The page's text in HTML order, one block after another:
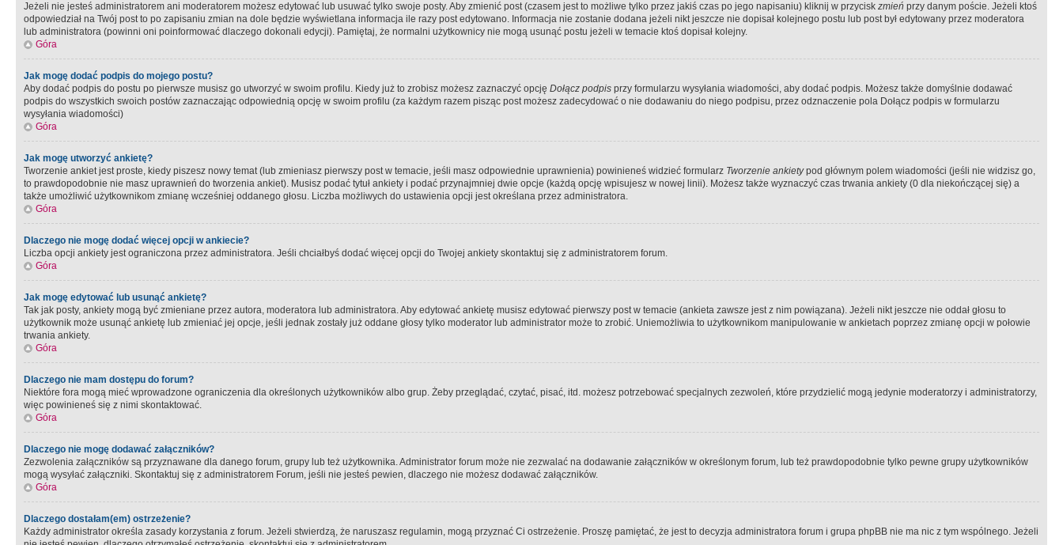
Jeżeli nie jesteś administratorem ani moderatorem możesz edytować lub usuwać tylko swoje posty. Aby zmienić post (czasem jest to możliwe tylko przez jakiś czas po jego napisaniu) kliknij w przycisk zmień przy danym poście. Jeżeli ktoś
odpowiedział na Twój post to po zapisaniu zmian na dole będzie wyświetlana informacja ile razy post edytowano. Informacja nie zostanie dodana jeżeli nikt jeszcze nie dopisał kolejnego postu lub post był edytowany przez moderatora
lub administratora (powinni oni poinformować dlaczego dokonali edycji). Pamiętaj, że normalni użytkownicy nie mogą usunąć postu jeżeli w temacie ktoś dopisał kolejny.
Góra
Jak mogę dodać podpis do mojego postu?
Aby dodać podpis do postu po pierwsze musisz go utworzyć w swoim profilu. Kiedy już to zrobisz możesz zaznaczyć opcję Dołącz podpis przy formularzu wysyłania wiadomości, aby dodać podpis. Możesz także domyślnie dodawać
podpis do wszystkich swoich postów zaznaczając odpowiednią opcję w swoim profilu (za każdym razem pisząc post możesz zadecydować o nie dodawaniu do niego podpisu, przez odznaczenie pola Dołącz podpis w formularzu
wysyłania wiadomości)
Góra
Jak mogę utworzyć ankietę?
Tworzenie ankiet jest proste, kiedy piszesz nowy temat (lub zmieniasz pierwszy post w temacie, jeśli masz odpowiednie uprawnienia) powinieneś widzieć formularz Tworzenie ankietypod głównym polem wiadomości (jeśli nie widzisz go,
to prawdopodobnie nie masz uprawnień do tworzenia ankiet). Musisz podać tytuł ankiety i podać przynajmniej dwie opcje (każdą opcję wpisujesz w nowej linii). Możesz także wyznaczyć czas trwania ankiety (0 dla niekończącej się) a
także umożliwić użytkownikom zmianę wcześniej oddanego głosu. Liczba możliwych do ustawienia opcji jest określana przez administratora.
Góra
Dlaczego nie mogę dodać więcej opcji w ankiecie?
Liczba opcji ankiety jest ograniczona przez administratora. Jeśli chciałbyś dodać więcej opcji do Twojej ankiety skontaktuj się z administratorem forum.
Góra
Jak mogę edytować lub usunąć ankietę?
Tak jak posty, ankiety mogą być zmieniane przez autora, moderatora lub administratora. Aby edytować ankietę musisz edytować pierwszy post w temacie (ankieta zawsze jest z nim powiązana). Jeżeli nikt jeszcze nie oddał głosu to
użytkownik może usunąć ankietę lub zmieniać jej opcje, jeśli jednak zostały już oddane głosy tylko moderator lub administrator może to zrobić. Uniemożliwia to użytkownikom manipulowanie w ankietach poprzez zmianę opcji w połowie
trwania ankiety.
Góra
Dlaczego nie mam dostępu do forum?
Niektóre fora mogą mieć wprowadzone ograniczenia dla określonych użytkowników albo grup. Żeby przeglądać, czytać, pisać, itd. możesz potrzebować specjalnych zezwoleń, które przydzielić mogą jedynie moderatorzy i administratorzy,
więc powinieneś się z nimi skontaktować.
Góra
Dlaczego nie mogę dodawać załączników?
Zezwolenia załączników są przyznawane dla danego forum, grupy lub też użytkownika. Administrator forum może nie zezwalać na dodawanie załączników w określonym forum, lub też prawdopodobnie tylko pewne grupy użytkowników
mogą wysyłać załączniki. Skontaktuj się z administratorem Forum, jeśli nie jesteś pewien, dlaczego nie możesz dodawać załączników.
Góra
Dlaczego dostałam(em) ostrzeżenie?
Każdy administrator określa zasady korzystania z forum. Jeżeli stwierdzą, że naruszasz regulamin, mogą przyznać Ci ostrzeżenie. Proszę pamiętać, że jest to decyzja administratora forum i grupa phpBB nie ma nic z tym wspólnego. Jeżeli